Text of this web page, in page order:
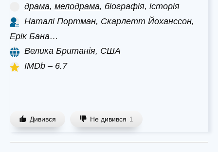
драма, мелодрама, біографія, історія
Наталі Портман, Скарлетт Йоханссон,
Ерік Бана…
Велика Британія, США
IMDb – 6.7
Дивився Не дивився 1